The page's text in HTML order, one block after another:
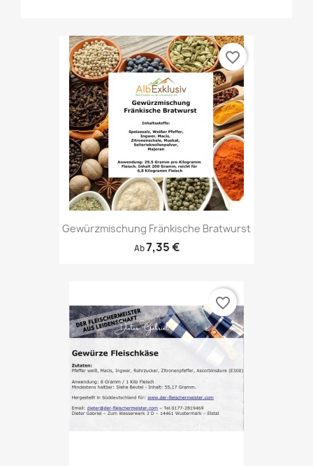
Gewürzmischung Fränkische Bratwurst
Ab7,35 €
favorite_border
favorite_border